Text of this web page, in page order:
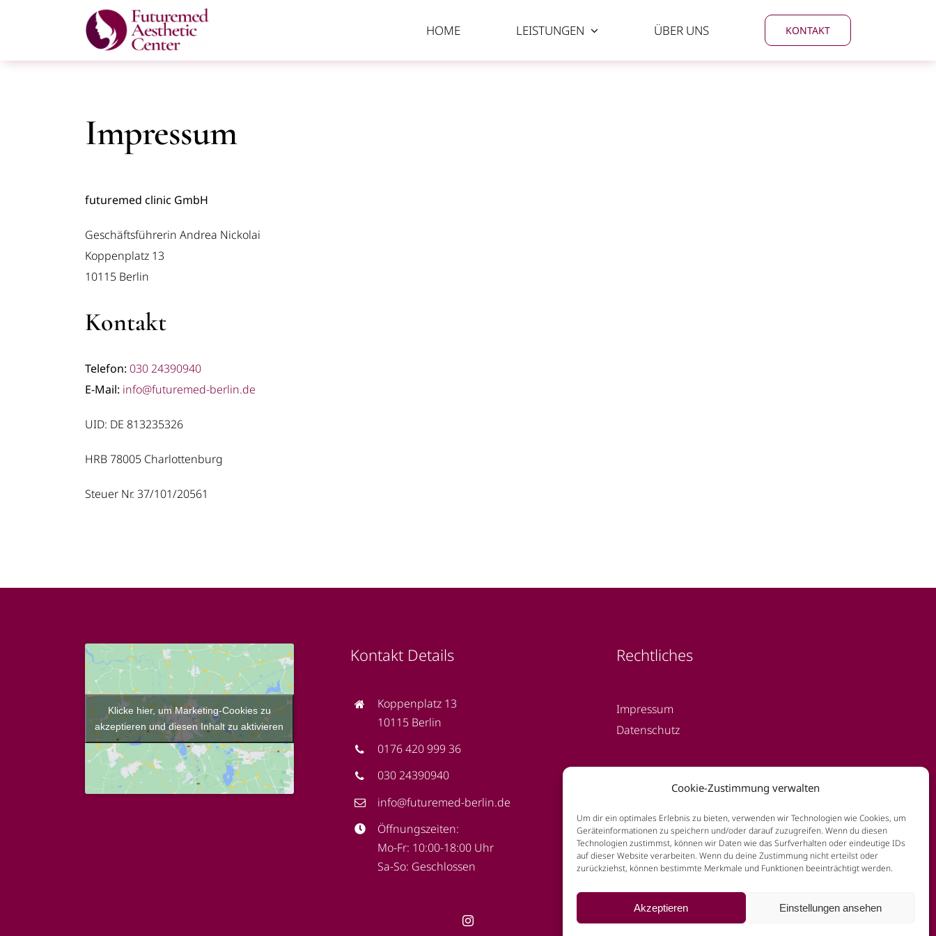
Cookie-Zustimmung verwalten
Um dir ein optimales Erlebnis zu bieten, verwenden wir Technologien wie Cookies, um
Geräteinformationen zu speichern und/oder darauf zuzugreifen. Wenn du diesen
Technologien zustimmst, können wir Daten wie das Surfverhalten oder eindeutige IDs
auf dieser Website verarbeiten. Wenn du deine Zustimmung nicht erteilst oder
zurückziehst, können bestimmte Merkmale und Funktionen beeinträchtigt werden.
Akzeptieren Einstellungen ansehen
HOME LEISTUNGEN ÜBER UNS KONTAKT
Impressum
futuremed clinic GmbH
Geschäftsführerin Andrea Nickolai
Koppenplatz 13
10115 Berlin
Kontakt
Telefon: 030 24390940
E-Mail: info@futuremed-berlin.de
UID: DE 813235326
HRB 78005 Charlottenburg
Steuer Nr. 37/101/20561
Klicke hier, um Marketing-Cookies zu
akzeptieren und diesen Inhalt zu aktivieren
Kontakt Details
Koppenplatz 13
10115 Berlin
0176 420 999 36
030 24390940
info@futuremed-berlin.de
Öffnungszeiten:
Mo-Fr: 10:00-18:00 Uhr
Sa-So: Geschlossen
Rechtliches
Impressum
Datenschutz